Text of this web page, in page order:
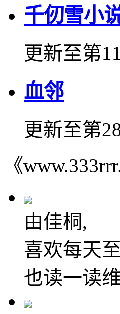
千仞雪小
更新至第
血邻
更新至第
《
由佳桐,
喜欢每天
也读一读